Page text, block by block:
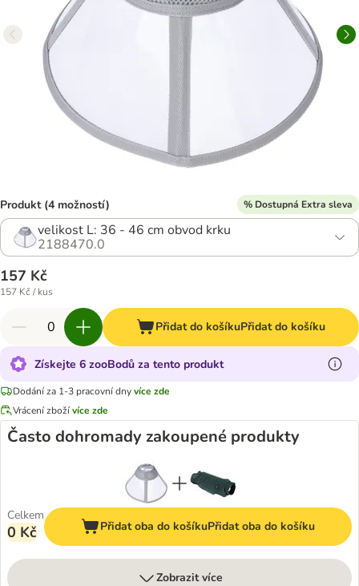
Produkt (4 možností) % Dostupná Extra sleva
velikost L: 36 - 46 cm obvod krku
2188470.0
157 Kč
157 Kč / kus
Přidat do košíkuPřidat do košíku
Získejte 6 zooBodů za tento produkt
Dodání za 1-3 pracovní dnyvíce zde
Vrácení zbožívíce zde
Často dohromady zakoupené produkty
Celkem
0 Kč Přidat oba do košíkuPřidat oba do košíku
Zobrazit více